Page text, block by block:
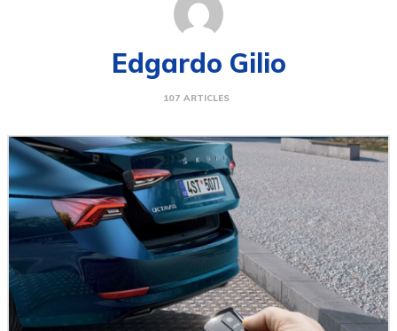
Edgardo Gilio
107 ARTICLES